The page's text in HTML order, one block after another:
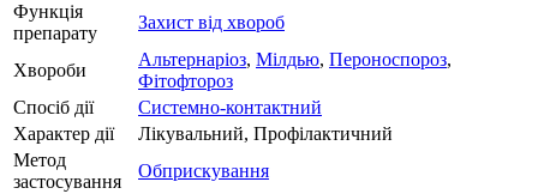
Функція
препарату
Захист від хвороб
Хвороби
Альтернаріоз, Мілдью, Пероноспороз,
Фітофтороз
Спосіб дії
Системно-контактний
Характер дії
Лікувальний, Профілактичний
Метод
застосування
Обприскування